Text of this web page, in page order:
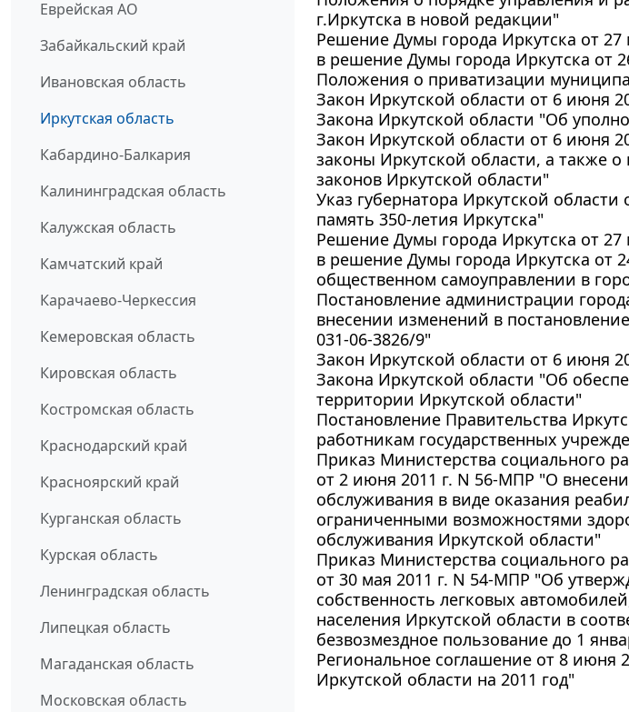
Еврейская АО
Забайкальский край
Ивановская область
Иркутская область
Кабардино-Балкария
Калининградская область
Калужская область
Камчатский край
Карачаево-Черкессия
Кемеровская область
Кировская область
Костромская область
Краснодарский край
Красноярский край
Курганская область
Курская область
Ленинградская область
Липецкая область
Магаданская область
Московская область
г.Иркутска в новой редакции"
Решение Думы города Иркутска от
в решение Думы города Иркутска от
Положения о приватизации
Закон Иркутской области от 6 июня
Закона Иркутской области "Об
Закон Иркутской области от 6 июня
законы Иркутской области, а также
законов Иркутской области"
Указ губернатора Иркутской
память 350-летия Иркутска"
Решение Думы города Иркутска от
в решение Думы города Иркутска от
общественном самоуправлении в
Постановление администрации
внесении изменений в
031-06-3826/9"
Закон Иркутской области от 6 июня
Закона Иркутской области "Об
территории Иркутской области"
Постановление Правительства
работникам государственных
Приказ Министерства социального
от 2 июня 2011 г. N 56-МПР "О
обслуживания в виде оказания
ограниченными возможностями
обслуживания Иркутской области"
Приказ Министерства социального
от 30 мая 2011 г. N 54-МПР "Об
собственность легковых
населения Иркутской области в
безвозмездное пользование до 1
Региональное соглашение от 8 июня
Иркутской области на 2011 год"